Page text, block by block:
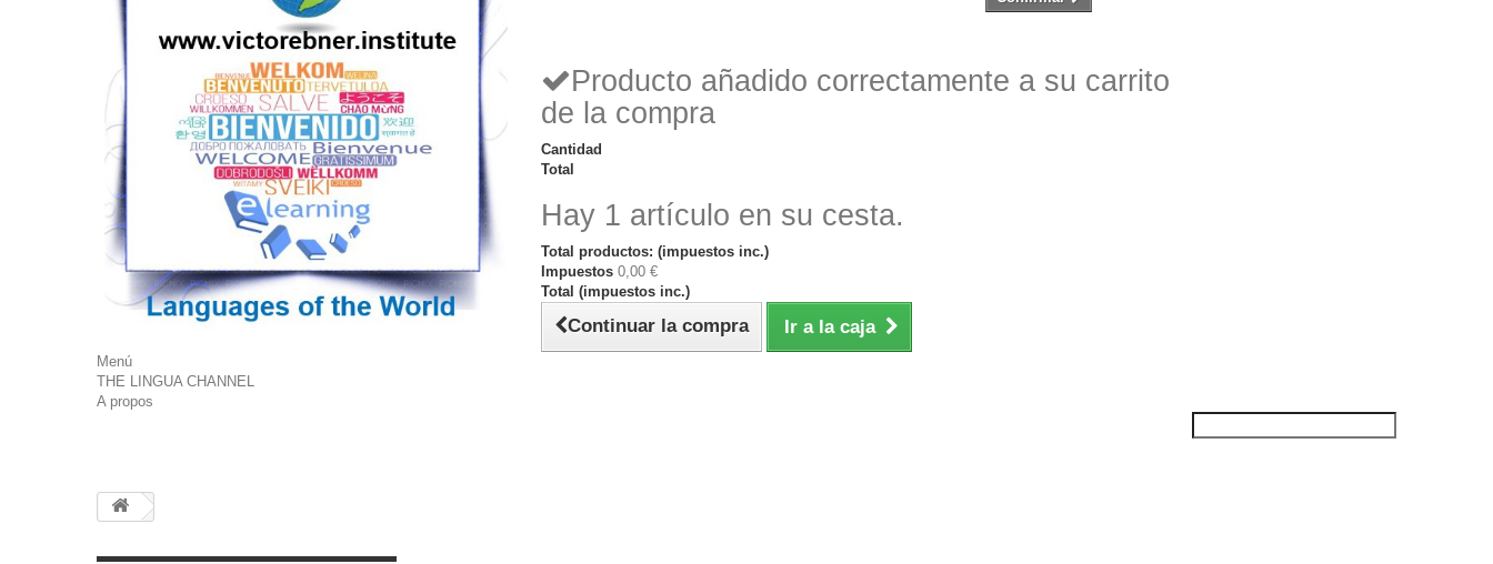
Producto añadido correctamente a su carrito
de la compra
Cantidad
Total
Hay 1 artículo en su cesta.
Total productos: (impuestos inc.)
Impuestos 0,00 €
Total (impuestos inc.)
Continuar la compra Ir a la caja
Menú
THE LINGUA CHANNEL
A propos